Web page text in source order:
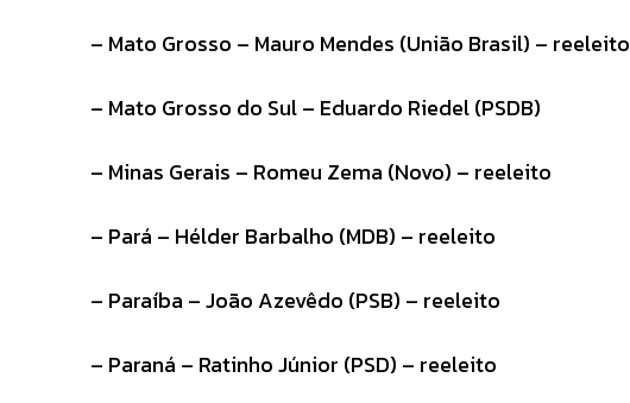
– Mato Grosso – Mauro Mendes (União Brasil) – reeleito
– Mato Grosso do Sul – Eduardo Riedel (PSDB)
– Minas Gerais – Romeu Zema (Novo) – reeleito
– Pará – Hélder Barbalho (MDB) – reeleito
– Paraíba – João Azevêdo (PSB) – reeleito
– Paraná – Ratinho Júnior (PSD) – reeleito